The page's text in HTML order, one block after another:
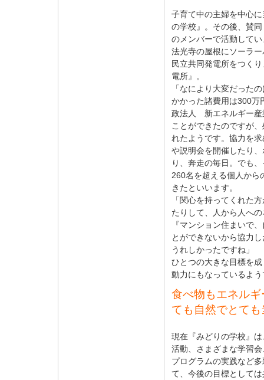
子育て中の主婦を中心
の学校』。その後、賛
のメンバーで活動して
法光寺の屋根にソーラ
民立共同発電所をつく
電所』。
「なにより大変だった
かかった諸費用は300万
政法人 新エネルギー産
ことができたのですが
れたようです。協力を
や説明会を開催したり
り、奔走の毎日。でも
260名を超える個人から
きたといいます。
「関心を持ってくれた
たりして、人から人へ
『マンション住まいで
とができないから協力
うれしかったですね」
ひとつの大きな目標を
動力にもなっているよ
食べ物もエネル
ても自然でとて
現在『みどりの学校』
活動、さまざまな学習
プログラムの実践など
て、今後の目標として